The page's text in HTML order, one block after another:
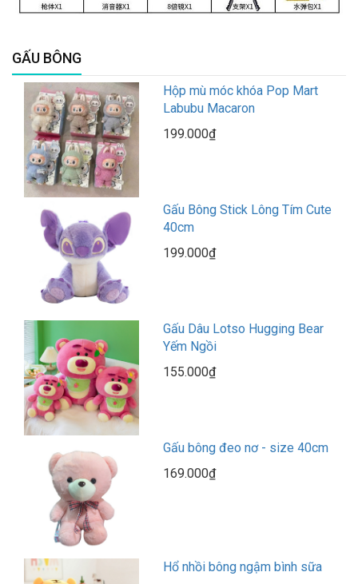
GẤU BÔNG
Hộp mù móc khóa Pop Mart
Labubu Macaron
199.000₫
Gấu Bông Stick Lông Tím Cute
40cm
199.000₫
Gấu Dâu Lotso Hugging Bear
Yếm Ngồi
155.000₫
Gấu bông đeo nơ - size 40cm
169.000₫
Hổ nhồi bông ngậm bình sữa